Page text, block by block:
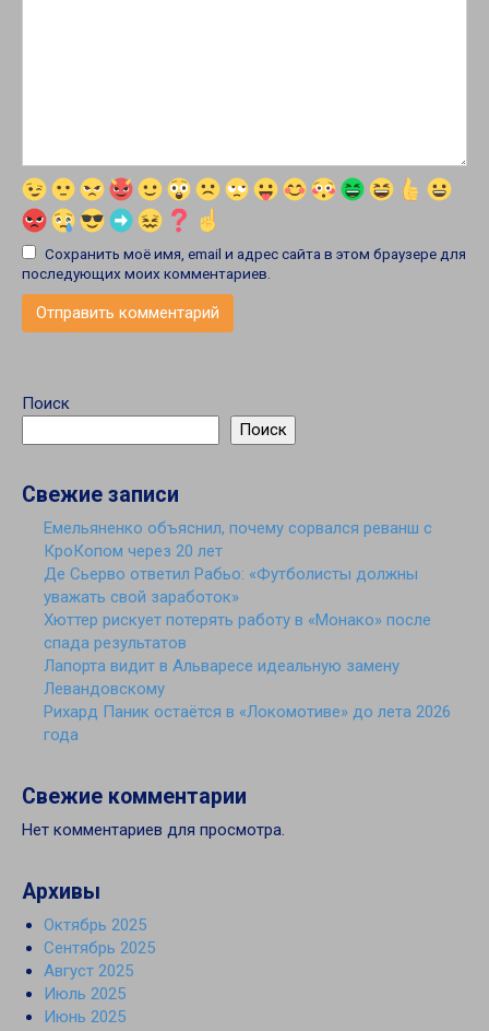
Сохранить моё имя, email и адрес сайта в этом браузере для
последующих моих комментариев.
Поиск
Поиск
Свежие записи
Емельяненко объяснил, почему сорвался реванш с
КроКопом через 20 лет
Де Сьерво ответил Рабьо: «Футболисты должны
уважать свой заработок»
Хюттер рискует потерять работу в «Монако» после
спада результатов
Лапорта видит в Альваресе идеальную замену
Левандовскому
Рихард Паник остаётся в «Локомотиве» до лета 2026
года
Свежие комментарии
Нет комментариев для просмотра.
Архивы
Октябрь 2025
Сентябрь 2025
Август 2025
Июль 2025
Июнь 2025